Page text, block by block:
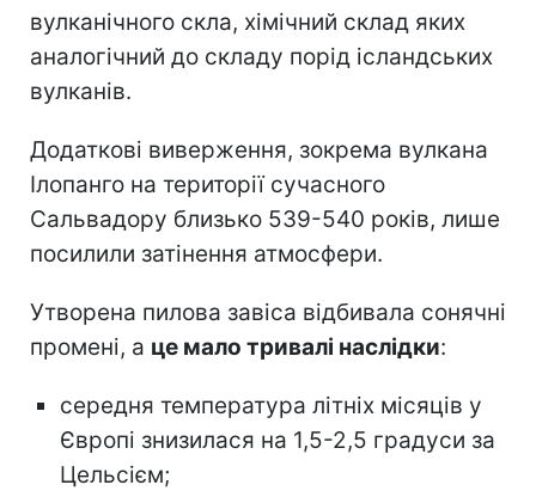
вулканічного скла, хімічний склад яких
аналогічний до складу порід ісландських
вулканів.
Додаткові виверження, зокрема вулкана
Ілопанго на території сучасного
Сальвадору близько 539-540 років, лише
посилили затінення атмосфери.
Утворена пилова завіса відбивала сонячні
промені, а це мало тривалі наслідки:
середня температура літніх місяців у
Європі знизилася на 1,5-2,5 градуси за
Цельсієм;